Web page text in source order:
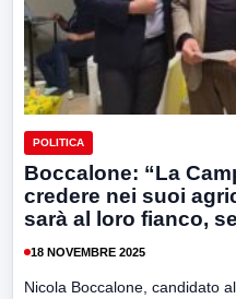
POLITICA
Boccalone: “La
credere nei suoi
sarà al loro fianco,
18 NOVEMBRE 2025
Nicola Boccalone, candidato